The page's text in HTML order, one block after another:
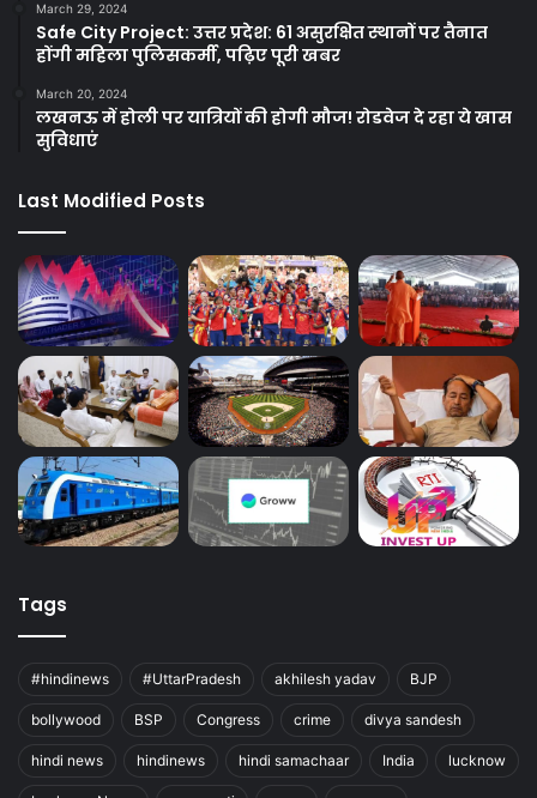
March 29, 2024
Safe City Project: उत्तर प्रदेश: 61 असुरक्षित स्थानों पर तैनात
होंगी महिला पुलिसकर्मी, पढ़िए पूरी खबर
March 20, 2024
लखनऊ में होली पर यात्रियों की होगी मौज! रोडवेज दे रहा ये खास
सुविधाएं
Last Modified Posts
Tags
#hindinews #UttarPradesh akhilesh yadav BJP
bollywood BSP Congress crime divya sandesh
hindi news hindinews hindi samachaar India lucknow